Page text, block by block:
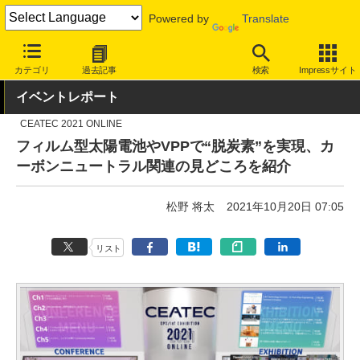
Powered by Translate
カテゴリ 過去記事 検索 Impressサイト
INTERNET Watch イベント 2021
イベントレポート
CEATEC 2021 ONLINE
フィルム型太陽電池やVPPで“脱炭素”を実現、カ
ーボンニュートラル関連の見どころを紹介
松野 将太 2021年10月20日 07:05
リスト